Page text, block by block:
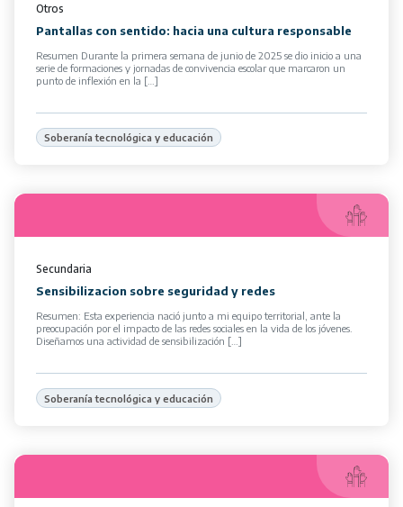
Otros
Pantallas con sentido: hacia una cultura responsable
Resumen Durante la primera semana de junio de 2025 se dio inicio a una
serie de formaciones y jornadas de convivencia escolar que marcaron un
punto de inflexión en la […]
Soberanía tecnológica y educación
Secundaria
Sensibilizacion sobre seguridad y redes
Resumen: Esta experiencia nació junto a mi equipo territorial, ante la
preocupación por el impacto de las redes sociales en la vida de los jóvenes.
Diseñamos una actividad de sensibilización […]
Soberanía tecnológica y educación